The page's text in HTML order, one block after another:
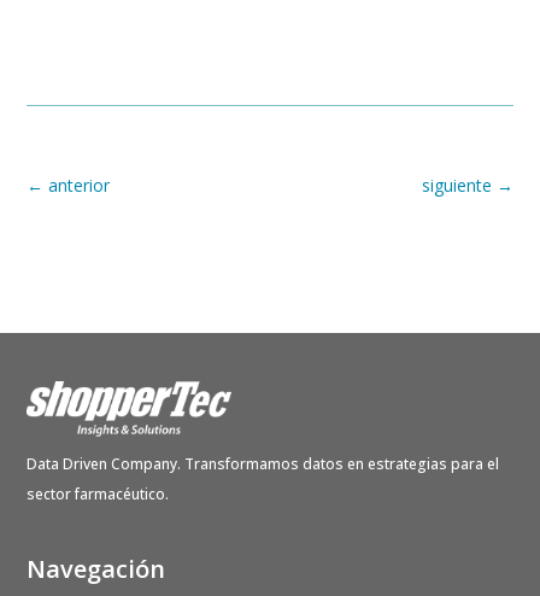
←anterior siguiente →
Data Driven Company. Transformamos datos en estrategias para el
sector farmacéutico.
Navegación